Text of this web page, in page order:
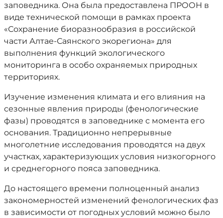
заповедника. Она была предоставлена ПРООН в
виде технической помощи в рамках проекта
«Сохранение биоразнообразия в российской
части Алтае-Саянского экорегиона» для
выполнения функций экологического
мониторинга в особо охраняемых природных
территориях.
Изучение изменения климата и его влияния на
сезонные явления природы (фенологические
фазы) проводятся в заповеднике с момента его
основания. Традиционно непрерывные
многолетние исследования проводятся на двух
участках, характеризующих условия низкогорного
и среднегорного пояса заповедника.
До настоящего времени полноценный анализ
закономерностей изменений фенологических фаз
в зависимости от погодных условий можно было